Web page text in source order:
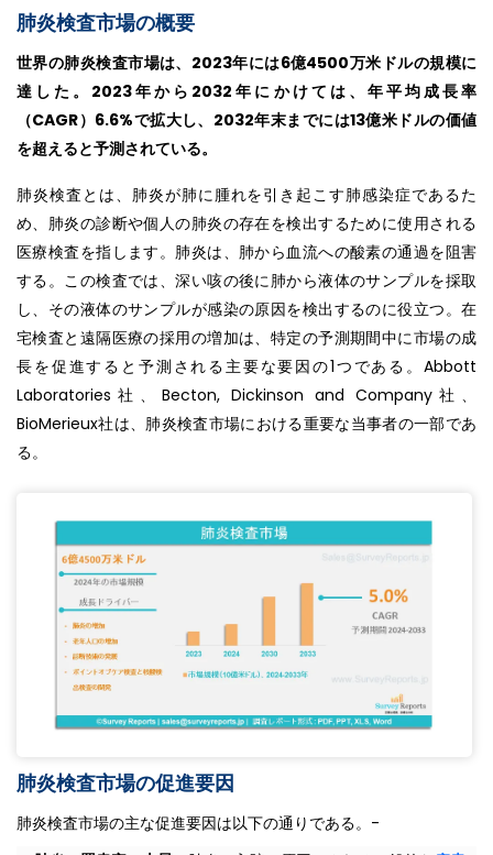
肺炎検査市場の概要
世界の肺炎検査市場は、2023年には6億4500万米ドルの規模に
達した。2023年から2032年にかけては、年平均成長率
（CAGR）6.6%で拡大し、2032年末までには13億米ドルの価値
を超えると予測されている。
肺炎検査とは、肺炎が肺に腫れを引き起こす肺感染症であるた
め、肺炎の診断や個人の肺炎の存在を検出するために使用される
医療検査を指します。肺炎は、肺から血流への酸素の通過を阻害
する。この検査では、深い咳の後に肺から液体のサンプルを採取
し、その液体のサンプルが感染の原因を検出するのに役立つ。在
宅検査と遠隔医療の採用の増加は、特定の予測期間中に市場の成
長を促進すると予測される主要な要因の1つである。Abbott
Laboratories社、Becton, Dickinson and Company社、
BioMerieux社は、肺炎検査市場における重要な当事者の一部であ
る。
肺炎検査市場の促進要因
肺炎検査市場の主な促進要因は以下の通りである。-